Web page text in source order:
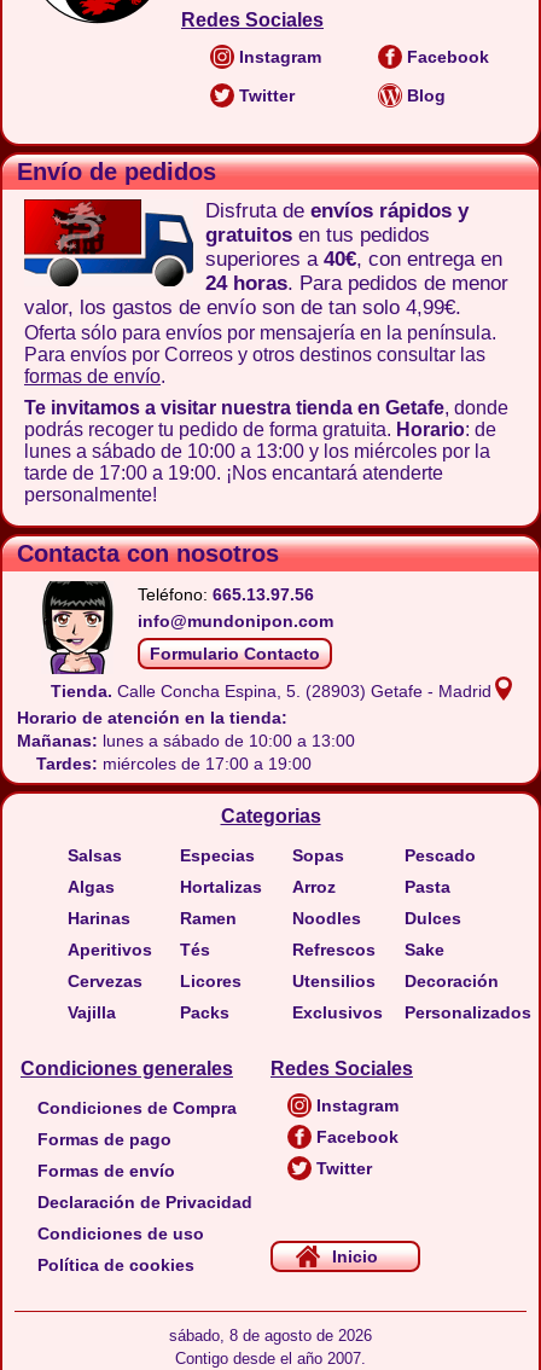
Redes Sociales
Instagram
Facebook
Twitter
Blog
Envío de pedidos
Disfruta de envíos rápidos y
gratuitos en tus pedidos
superiores a 40€, con entrega en
24 horas. Para pedidos de menor
valor, los gastos de envío son de tan solo 4,99€.
Oferta sólo para envíos por mensajería en la península.
Para envíos por Correos y otros destinos consultar las
formas de envío.
Te invitamos a visitar nuestra tienda en Getafe, donde
podrás recoger tu pedido de forma gratuita. Horario: de
lunes a sábado de 10:00 a 13:00 y los miércoles por la
tarde de 17:00 a 19:00. ¡Nos encantará atenderte
personalmente!
Contacta con nosotros
Teléfono: 665.13.97.56
info@mundonipon.com
Formulario Contacto
Tienda. Calle Concha Espina, 5. (28903) Getafe - Madrid
Horario de atención en la tienda:
Mañanas: lunes a sábado de 10:00 a 13:00
Tardes: miércoles de 17:00 a 19:00
Categorias
Salsas
Algas
Harinas
Aperitivos
Cervezas
Vajilla
Especias
Hortalizas
Ramen
Tés
Licores
Packs
Sopas
Arroz
Noodles
Refrescos
Utensilios
Exclusivos
Pescado
Pasta
Dulces
Sake
Decoración
Personalizados
Condiciones generales
Condiciones de Compra
Formas de pago
Formas de envío
Declaración de Privacidad
Condiciones de uso
Política de cookies
Redes Sociales
Instagram
Facebook
Twitter
Inicio
sábado, 8 de agosto de 2026
Contigo desde el año 2007.